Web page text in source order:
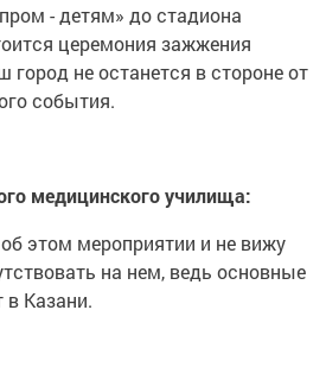
- детям» до стадиона
церемония зажжения
город не останется в стороне от
события.
медицинского училища:
этом мероприятии и не вижу
на нем, ведь основные
в Казани.